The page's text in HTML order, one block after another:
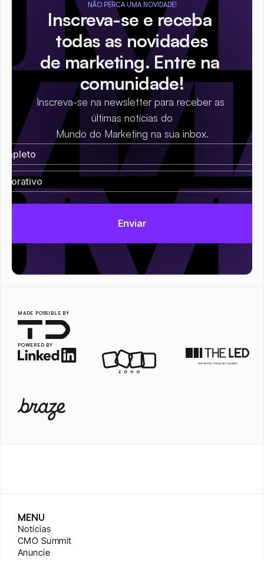
NÃO PERCA UMA NOVIDADE!
Inscreva-se e receba
todas as novidades
de marketing. Entre na
comunidade!
Inscreva-se na newsletter para receber as
últimas notícias do
Mundo do Marketing na sua inbox.
MADE POSSIBLE BY
POWERED BY
MENU
Notícias
CMO Summit
Anuncie